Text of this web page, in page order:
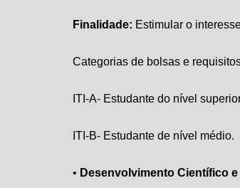
Finalidade: Estimular o
Categorias de bolsas e
ITI-A- Estudante do nível
ITI-B- Estudante de nível médio.
• Desenvolvimento Científico